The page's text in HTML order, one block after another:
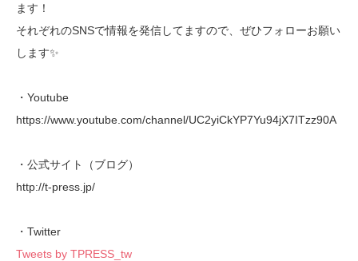
ます！
それぞれのSNSで情報を発信してますので、ぜひフォローお願い
します✨
・Youtube
https://www.youtube.com/channel/UC2yiCkYP7Yu94jX7ITzz90A
・公式サイト（ブログ）
http://t-press.jp/
・Twitter
Tweets by TPRESS_tw